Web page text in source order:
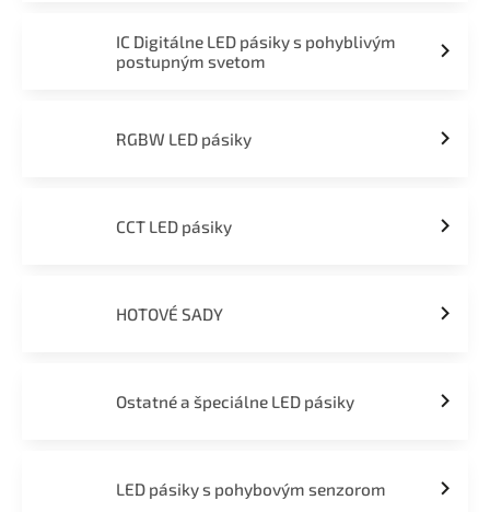
IC Digitálne LED pásiky s pohyblivým
postupným svetom
RGBW LED pásiky
CCT LED pásiky
HOTOVÉ SADY
Ostatné a špeciálne LED pásiky
LED pásiky s pohybovým senzorom